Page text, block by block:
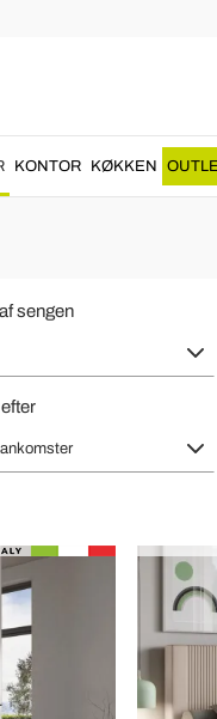
KONTOR KØKKEN
og materialer afhøj
sengen